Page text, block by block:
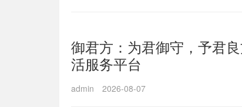
御君方：为君御守，予君
活服务平台
admin 2026-08-07